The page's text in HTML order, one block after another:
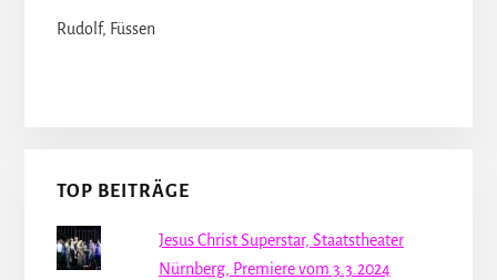
Rudolf, Füssen
TOP BEITRÄGE
Jesus Christ Superstar, Staatstheater
Nürnberg, Premiere vom 3.3.2024